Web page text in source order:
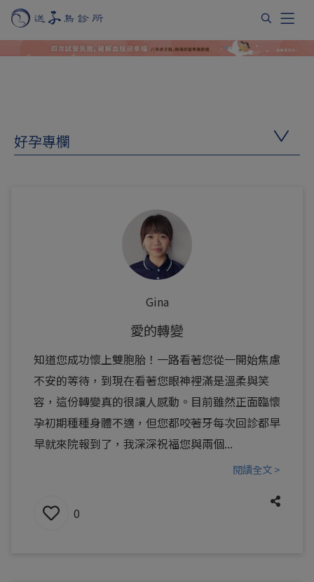
好孕專欄
Gina
愛的轉變
知道您成功懷上雙胞胎！一路看著您從一開始焦慮
不安的等待，到現在看著您眼神裡滿是溫柔與笑
容，這份轉變真的很讓人感動。目前雖然正面臨懷
孕初期種種身體不適，但您都咬著牙每次回診都早
早就來院報到了，我深深祝福您與兩個...
閱讀全文 >
0